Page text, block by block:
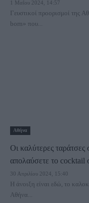
1 Μαΐου 2024, 14:57
Γευστικοί προορισμοί της
born» που...
Αθήνα
Οι καλύτερες ταράτσες
απολαύσετε το cocktail
30 Απριλίου 2024, 15:40
Η άνοιξη είναι εδώ, το
Αθήνα...